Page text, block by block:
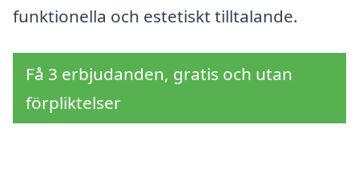
funktionella och estetiskt tilltalande.
Få 3 erbjudanden, gratis och utan
förpliktelser